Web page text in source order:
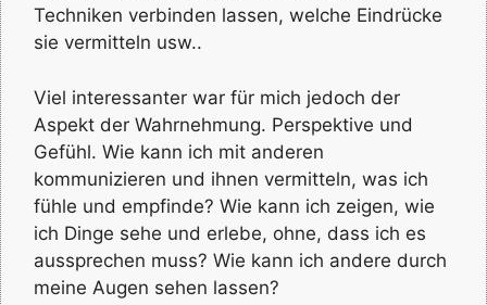
Techniken verbinden lassen, welche Eindrücke
sie vermitteln usw..
Viel interessanter war für mich jedoch der
Aspekt der Wahrnehmung. Perspektive und
Gefühl. Wie kann ich mit anderen
kommunizieren und ihnen vermitteln, was ich
fühle und empfinde? Wie kann ich zeigen, wie
ich Dinge sehe und erlebe, ohne, dass ich es
aussprechen muss? Wie kann ich andere durch
meine Augen sehen lassen?